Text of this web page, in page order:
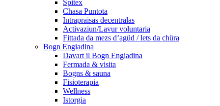
Spitex
Chasa Puntota
Intrapraisas decentralas
Activaziun/Lavur voluntaria
Fittada da mezs d’agüd / lets da chüra
Bogn Engiadina
Davart il Bogn Engiadina
Fermada & visita
Bogns & sauna
Fisioterapia
Wellness
Istorgia